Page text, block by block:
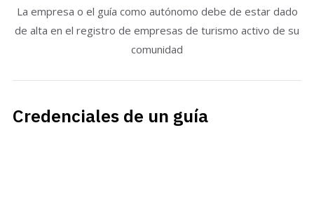
La empresa o el guía como autónomo debe de estar dado
de alta en el registro de empresas de turismo activo de su
comunidad
Credenciales de un guía